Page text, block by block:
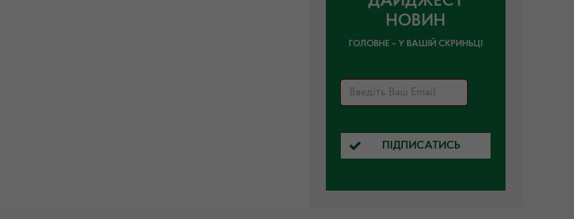
НОВИН
ГОЛОВНЕ – У ВАШІЙ СКРИНЬЦІ
ПІДПИСАТИСЬ